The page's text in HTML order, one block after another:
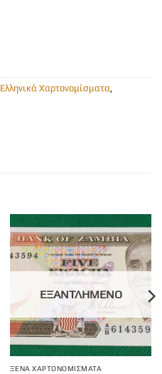
Ελληνικά Χαρτονομίσματα,
ΕΞΑΝΤΛΗΜΈΝΟ
ΞΈΝΑ ΧΑΡΤΟΝΟΜΊΣΜΑΤΑ